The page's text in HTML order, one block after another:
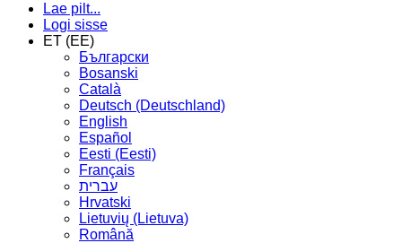
Lae pilt...
Logi sisse
ET (EE)
Български
Bosanski
Сatalà
Deutsch (Deutschland)
English
Español
Eesti (Eesti)
Français
עברית
Hrvatski
Lietuvių (Lietuva)
Română